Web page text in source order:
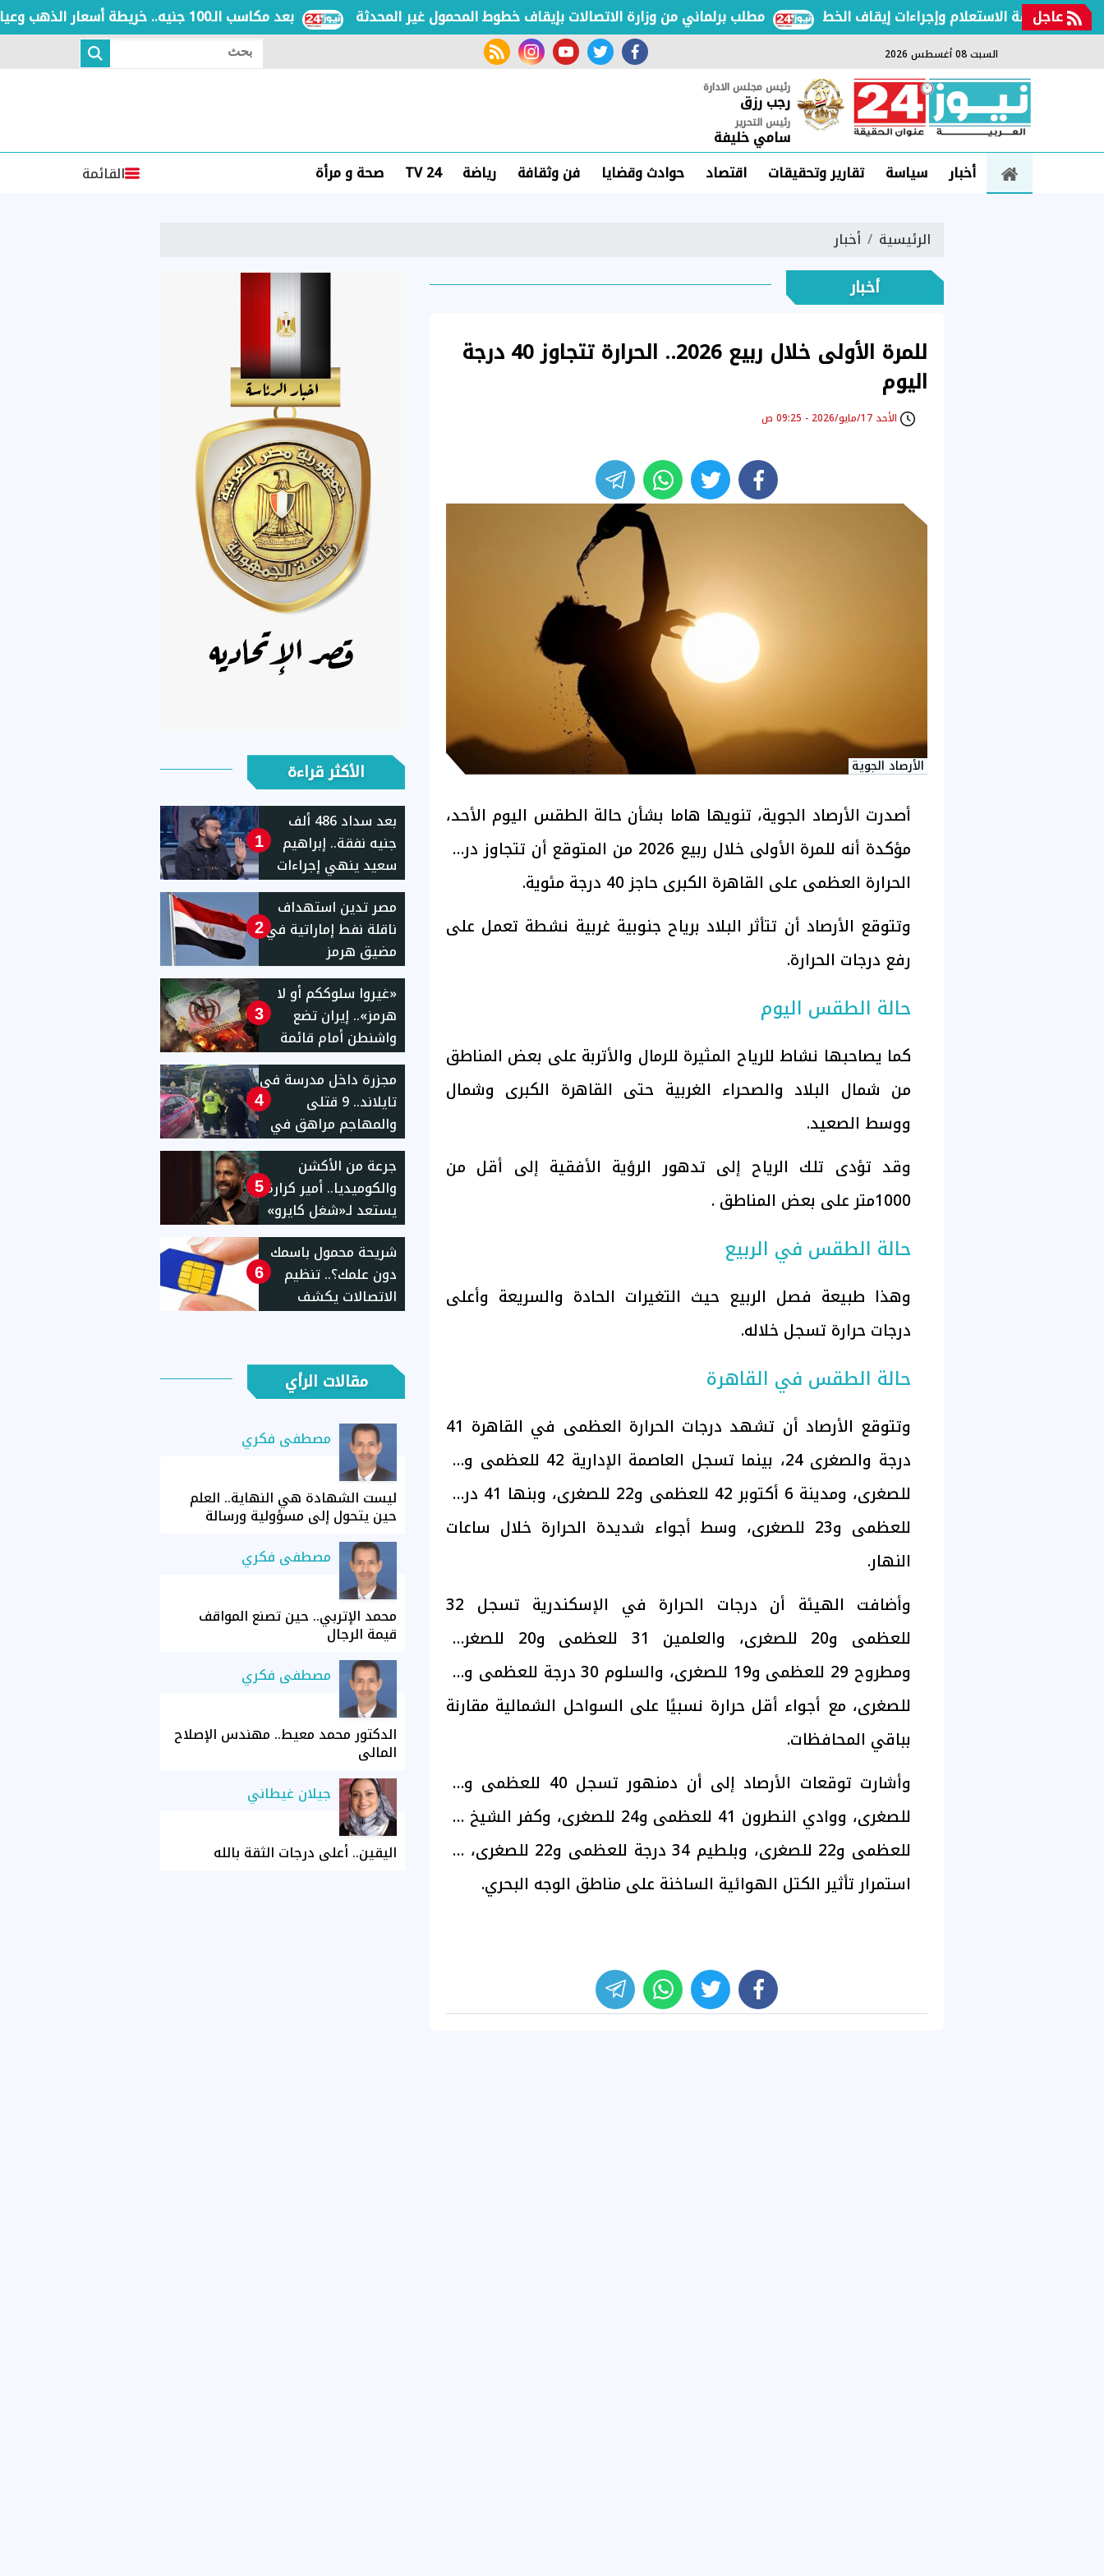
عاجل بعد مكاسب الـ100 جنيه.. خريطة أسعار الذهب وعيار 21 بالعطلة الأسبوعية مطلب برلماني من وزارة الاتصالات بإيقاف خطوط المحمول غير المحدثة الاستعلام وإجراءات إيقاف الخط
السبت 08 أغسطس 2026 facebook
twitter
youtube
instagram
rss feed
بحث
رئيس مجلس الادارة
رجب رزق
رئيس التحرير
سامي خليفة
أخبار
سياسة تقارير وتحقيقات اقتصاد حوادث وقضايا فن وثقافة رياضة TV 24 صحة و مرأة القائمة
الرئيسية أخبار
أخبار
للمرة الأولى خلال ربيع 2026.. الحرارة تتجاوز 40 درجة
اليوم
الأحد 17/مايو/2026 - 09:25 ص
الأرصاد الجوية
أصدرت الأرصاد الجوية، تنويها هاما بشأن حالة الطقس اليوم الأحد،
مؤكدة أنه للمرة الأولى خلال ربيع 2026 من المتوقع أن تتجاوز درجة
الحرارة العظمى على القاهرة الكبرى حاجز 40 درجة مئوية.
وتتوقع الأرصاد أن تتأثر البلاد برياح جنوبية غربية نشطة تعمل على
رفع درجات الحرارة.
حالة الطقس اليوم
كما يصاحبها نشاط للرياح المثيرة للرمال والأتربة على بعض المناطق
من شمال البلاد والصحراء الغربية حتى القاهرة الكبرى وشمال
ووسط الصعيد.
وقد تؤدى تلك الرياح إلى تدهور الرؤية الأفقية إلى أقل من
1000متر على بعض المناطق .
حالة الطقس في الربيع
وهذا طبيعة فصل الربيع حيث التغيرات الحادة والسريعة وأعلى
درجات حرارة تسجل خلاله.
حالة الطقس في القاهرة
وتتوقع الأرصاد أن تشهد درجات الحرارة العظمى في القاهرة 41
درجة والصغرى 24، بينما تسجل العاصمة الإدارية 42 للعظمى و22
للصغرى، ومدينة 6 أكتوبر 42 للعظمى و22 للصغرى، وبنها 41 درجة
للعظمى و23 للصغرى، وسط أجواء شديدة الحرارة خلال ساعات
النهار.
وأضافت الهيئة أن درجات الحرارة في الإسكندرية تسجل 32
للعظمى و20 للصغرى، والعلمين 31 للعظمى و20 للصغرى،
ومطروح 29 للعظمى و19 للصغرى، والسلوم 30 درجة للعظمى و19
للصغرى، مع أجواء أقل حرارة نسبيًا على السواحل الشمالية مقارنة
بباقي المحافظات.
وأشارت توقعات الأرصاد إلى أن دمنهور تسجل 40 للعظمى و23
للصغرى، ووادي النطرون 41 للعظمى و24 للصغرى، وكفر الشيخ 39
للعظمى و22 للصغرى، وبلطيم 34 درجة للعظمى و22 للصغرى، مع
استمرار تأثير الكتل الهوائية الساخنة على مناطق الوجه البحري.
الأكثر قراءة
1
بعد سداد 486 ألف
جنيه نفقة.. إبراهيم
سعيد ينهي إجراءات
خروجه من القسم
2
مصر تدين استهداف
ناقلة نفط إماراتية في
مضيق هرمز
3
«غيروا سلوككم أو لا
هرمز».. إيران تضع
واشنطن أمام قائمة
مطالب حاسمة
4
مجزرة داخل مدرسة في
تايلاند.. 9 قتلى
والمهاجم مراهق في
عمر الـ14
5
جرعة من الأكشن
والكوميديا.. أمير كرارة
يستعد لـ«شغل كايرو»
6
شريحة محمول باسمك
دون علمك؟.. تنظيم
الاتصالات يكشف
طريقة الاستعلام
مقالات الرأي
مصطفى فكري
ليست الشهادة هي النهاية.. العلم
حين يتحول إلى مسؤولية ورسالة
مصطفى فكري
محمد الإتربي.. حين تصنع المواقف
قيمة الرجال
مصطفى فكري
الدكتور محمد معيط.. مهندس الإصلاح
المالي
جيلان غيطاني
اليقين.. أعلى درجات الثقة بالله